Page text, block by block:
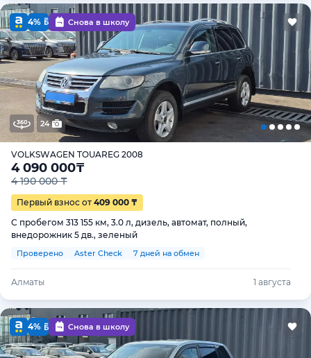
4% Снова в школу
24
VOLKSWAGEN TOUAREG 2008
4 090 000₸
4 190 000 ₸
Первый взнос от 409 000 ₸
С пробегом 313 155 км, 3.0 л, дизель, автомат, полный,
внедорожник 5 дв., зеленый
Проверено Aster Check 7 дней на обмен
Алматы 1 августа
4% Снова в школу